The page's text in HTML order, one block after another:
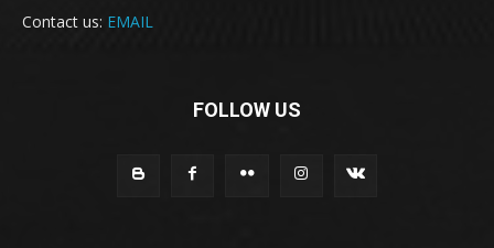
Contact us: EMAIL
FOLLOW US